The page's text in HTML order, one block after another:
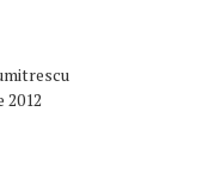
2012